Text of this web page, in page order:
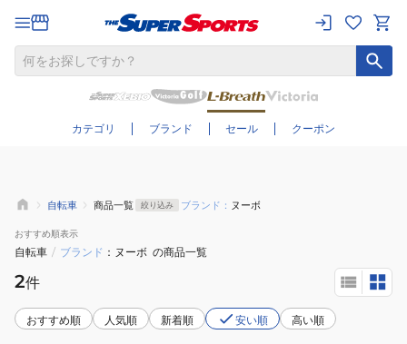
カテゴリ ブランド セール クーポン
さらに絞り込む
自転車 商品一覧 絞り込み ブランド： ヌーボ
おすすめ順表示
自転車 / ブランド ヌーボ の商品一覧
2件
おすすめ順 人気順 新着順 安い順 高い順